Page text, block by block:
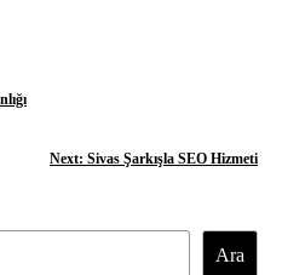
Next: Sivas Şarkışla SEO Hizmeti
Ara